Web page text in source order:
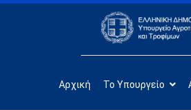
Αρχική Το Υπουργείο